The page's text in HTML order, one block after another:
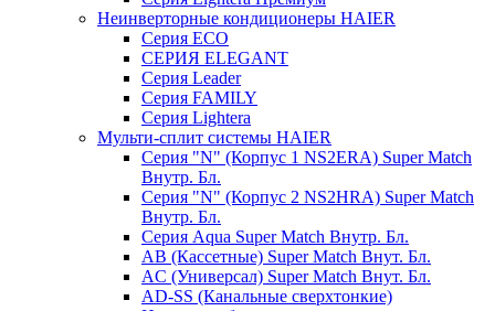
Неинверторные кондиционеры HAIER
Серия ECO
СЕРИЯ ELEGANT
Серия Leader
Серия FAMILY
Серия Lightera
Мульти-сплит системы HAIER
Серия "N" (Корпус 1 NS2ERA) Super Match
Внутр. Бл.
Серия "N" (Корпус 2 NS2HRA) Super Match
Внутр. Бл.
Серия Aqua Super Match Внутр. Бл.
AB (Кассетные) Super Match Внут. Бл.
AC (Универсал) Super Match Внут. Бл.
AD-SS (Канальные сверхтонкие)